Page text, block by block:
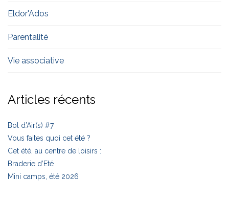
Eldor'Ados
Parentalité
Vie associative
Articles récents
Bol d’Air(s) #7
Vous faites quoi cet été ?
Cet été, au centre de loisirs :
Braderie d’Eté
Mini camps, été 2026